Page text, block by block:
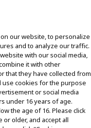
าต
our website, to personalize
and to analyze our traffic.
with our social media,
it with other
that they have collected from
cookies for the purpose
or social media
under 16 years of age.
the age of 16. Please click
or older, and accept all